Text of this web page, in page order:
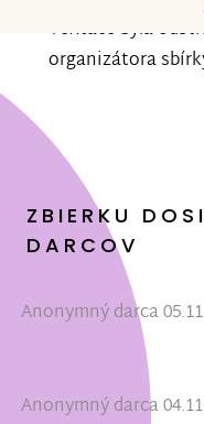
Textace byla
organizátora
ZBIERKU
DARCOV
Anonymný darca
Anonymný darca